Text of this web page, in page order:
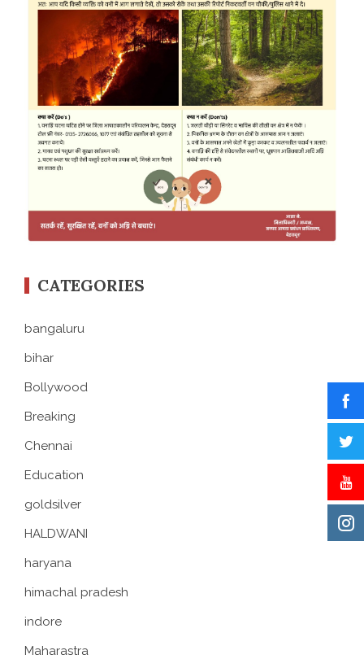
CATEGORIES
bangaluru
bihar
Bollywood
Breaking
Chennai
Education
goldsilver
HALDWANI
haryana
himachal pradesh
indore
Maharastra